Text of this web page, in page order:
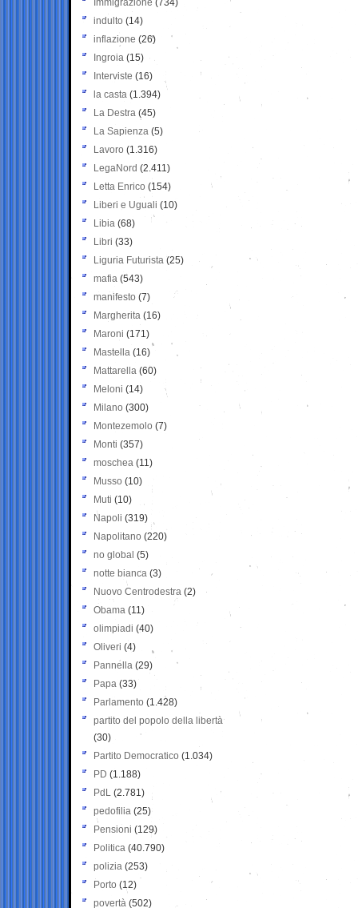
Immigrazione (734)
indulto (14)
inflazione (26)
Ingroia (15)
Interviste (16)
la casta (1.394)
La Destra (45)
La Sapienza (5)
Lavoro (1.316)
LegaNord (2.411)
Letta Enrico (154)
Liberi e Uguali (10)
Libia (68)
Libri (33)
Liguria Futurista (25)
mafia (543)
manifesto (7)
Margherita (16)
Maroni (171)
Mastella (16)
Mattarella (60)
Meloni (14)
Milano (300)
Montezemolo (7)
Monti (357)
moschea (11)
Musso (10)
Muti (10)
Napoli (319)
Napolitano (220)
no global (5)
notte bianca (3)
Nuovo Centrodestra (2)
Obama (11)
olimpiadi (40)
Oliveri (4)
Pannella (29)
Papa (33)
Parlamento (1.428)
partito del popolo della libertà
(30)
Partito Democratico (1.034)
PD (1.188)
PdL (2.781)
pedofilia (25)
Pensioni (129)
Politica (40.790)
polizia (253)
Porto (12)
povertà (502)